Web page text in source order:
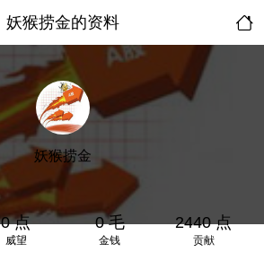
妖猴捞金的资料
妖猴捞金
0 点
威望
0 毛
金钱
2440 点
贡献